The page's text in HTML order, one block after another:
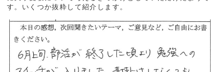
す。いくつか抜粋して紹介します。